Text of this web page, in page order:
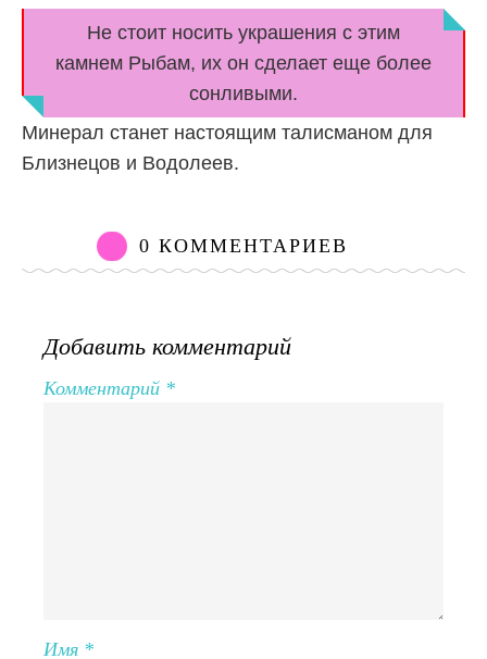
Не стоит носить украшения с этим
камнем Рыбам, их он сделает еще более
сонливыми.
Минерал станет настоящим талисманом для
Близнецов и Водолеев.
0 КОММЕНТАРИЕВ
Добавить комментарий
Комментарий *
Имя *